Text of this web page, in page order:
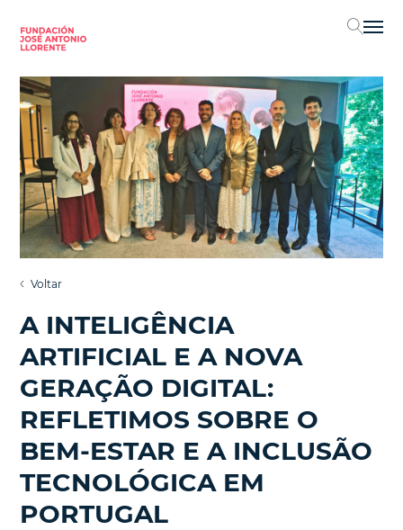
Voltar
A INTELIGÊNCIA
ARTIFICIAL E A NOVA
GERAÇÃO DIGITAL:
REFLETIMOS SOBRE O
BEM-ESTAR E A INCLUSÃO
TECNOLÓGICA EM
PORTUGAL